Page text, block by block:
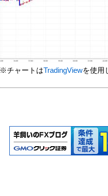
※チャートはTradingViewを使用